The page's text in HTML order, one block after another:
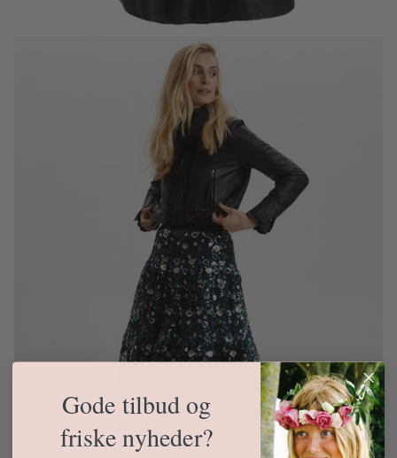
Gode tilbud og
friske nyheder?